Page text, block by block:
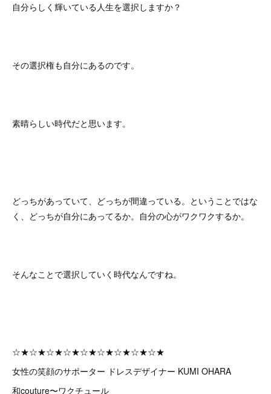
自分らしく輝いている人生を選択しますか？
その選択権も自分にあるのです。
素晴らしい時代だと思います。
どっちがあっていて、どっちが間違っている。ということではな
く、どっちが自分にあってるか。自分の心がワクワクするか。
そんなことで選択していく時代なんですね。
☆★☆★☆★☆★☆★☆★☆★☆★☆★
女性の笑顔のサポーター ドレスデザイナー KUMI OHARA
和couture〜ワクチュール